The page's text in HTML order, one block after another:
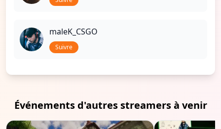
maleK_CSGO
Suivre
Événements d'autres streamers à venir